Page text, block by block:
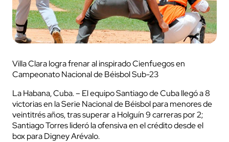
Villa Clara logra frenar al inspirado Cienfuegos en
Campeonato Nacional de Béisbol Sub-23
La Habana, Cuba. – El equipo Santiago de Cuba llegó a 8
victorias en la Serie Nacional de Béisbol para menores de
veintitrés años, tras superar a Holguín 9 carreras por 2;
Santiago Torres lideró la ofensiva en el crédito desde el
box para Digney Arévalo.